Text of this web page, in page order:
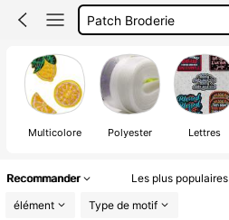
Patch Broderie
Pins
Multicolore Polyester Lettres
Recommander Les plus populaires
élément
Type de motif